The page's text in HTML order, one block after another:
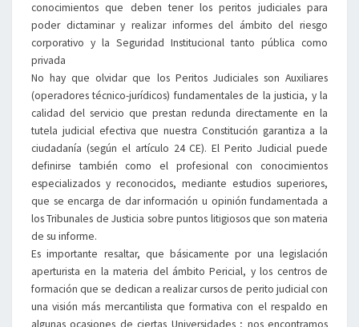
conocimientos que deben tener los peritos judiciales para
poder dictaminar y realizar informes del ámbito del riesgo
corporativo y la Seguridad Institucional tanto pública como
privada
No hay que olvidar que los Peritos Judiciales son Auxiliares
(operadores técnico-jurídicos) fundamentales de la justicia, y la
calidad del servicio que prestan redunda directamente en la
tutela judicial efectiva que nuestra Constitución garantiza a la
ciudadanía (según el artículo 24 CE). El Perito Judicial puede
definirse también como el profesional con conocimientos
especializados y reconocidos, mediante estudios superiores,
que se encarga de dar información u opinión fundamentada a
los Tribunales de Justicia sobre puntos litigiosos que son materia
de su informe.
Es importante resaltar, que básicamente por una legislación
aperturista en la materia del ámbito Pericial, y los centros de
formación que se dedican a realizar cursos de perito judicial con
una visión más mercantilista que formativa con el respaldo en